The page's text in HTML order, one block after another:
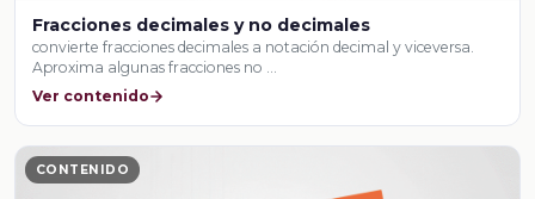
Fracciones decimales y no decimales
convierte fracciones decimales a notación decimal y viceversa.
Aproxima algunas fracciones no …
Ver contenido
CONTENIDO